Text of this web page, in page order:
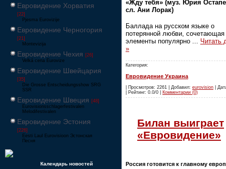
Евровидение Хорватия
[22]
Pjesma Eurovizije
Евровидение Черногория
[21]
Montevizija
Евровидение Чехия [26]
Velká cena Eurovize
Евровидение Швейцария
[35]
Die Grosse Entscheidungsshow SRG
SSR
Евровидение Швеция [48]
Eurovisionsschlagerfestivalen
Melodifestivalen
Евровидение Эстония
[226]
Eesti Laul Eurovisioon Эстонская
Песня
Календарь новостей
«Жду тебя» (муз. Юрия
сл. Ани Лорак)
Баллада на русском языке о
потерянной любви, сочетающая
элементы популярно ... Читать
»
Категория:
Евровидение Украина
| Просмотров: 2261 | Добавил: eurovision |
| Рейтинг: 0.0/0 | Комментарии (0)
Билан выиграет
«Евровидение»
Россия готовится к главному